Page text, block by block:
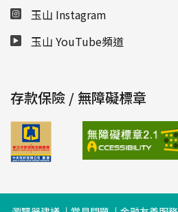
玉山 Instagram
玉山 YouTube頻道
存款保險 / 無障礙標章